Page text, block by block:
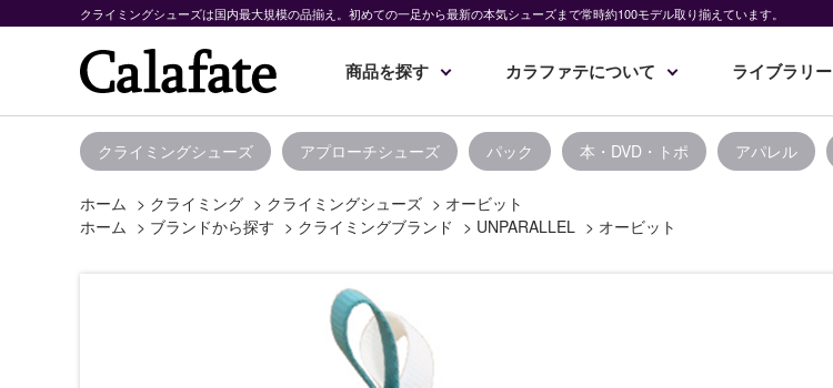
クライミングシューズは国内最大規模の品揃え。初めての一足から最新の本気シューズまで常時約100モデル取り揃えています。
商品を探す カラファテについて ライブラリー
クライミングシューズ アプローチシューズ パック 本・DVD・トポ アパレル
ホーム > クライミング > クライミングシューズ > オービット
ホーム > ブランドから探す > クライミングブランド > UNPARALLEL > オービット